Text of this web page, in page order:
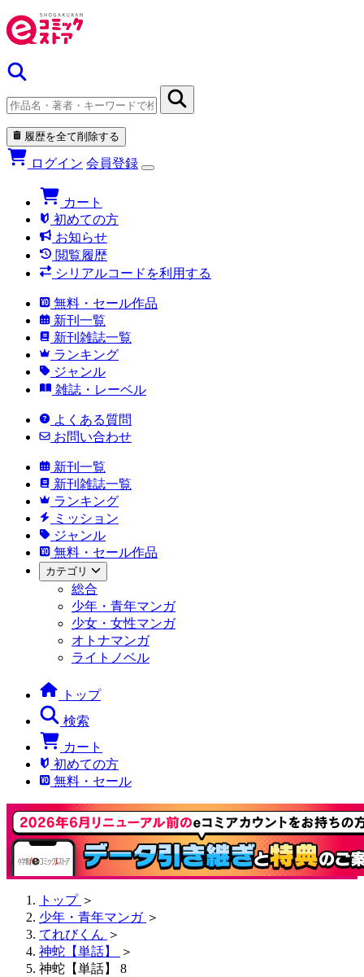
履歴を全て削除する
ログイン 会員登録
カート
初めての方
お知らせ
閲覧履歴
シリアルコードを利用する
無料・セール作品
新刊一覧
新刊雑誌一覧
ランキング
ジャンル
雑誌・レーベル
よくある質問
お問い合わせ
新刊一覧
新刊雑誌一覧
ランキング
ミッション
ジャンル
無料・セール作品
カテゴリ
総合
少年・青年マンガ
少女・女性マンガ
オトナマンガ
ライトノベル
トップ
検索
カート
初めての方
無料・セール
トップ ＞
少年・青年マンガ ＞
てれびくん ＞
神蛇【単話】
＞
神蛇【単話】 8